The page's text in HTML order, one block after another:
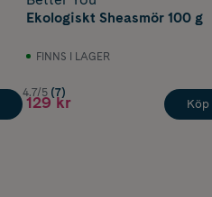
Ekologiskt Sheasmör 100 g
FINNS I LAGER
4.7/5 (7)
129 kr Köp